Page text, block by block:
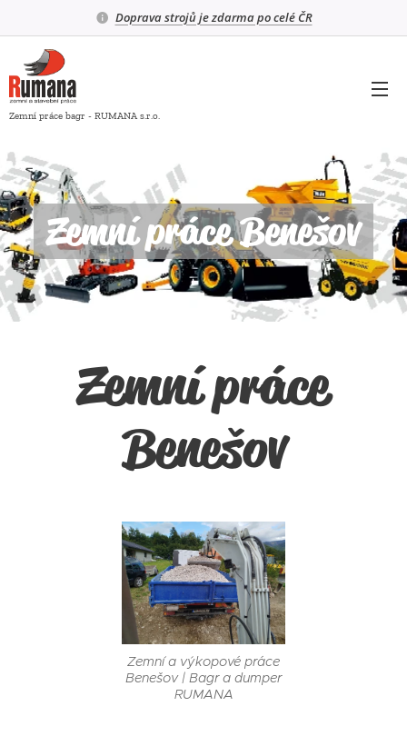
Doprava strojů je zdarma po celé ČR
Zemní práce bagr - RUMANA s.r.o.
Zemní práce Benešov
Zemní práce
Benešov
Zemní a výkopové práce
Benešov | Bagr a dumper
RUMANA